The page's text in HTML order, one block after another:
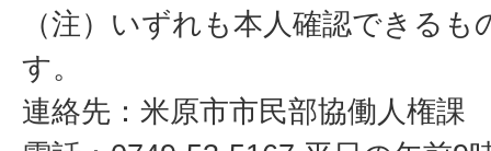
（注）いずれも本人確認できる
す。
連絡先：米原市市民部協働人権課